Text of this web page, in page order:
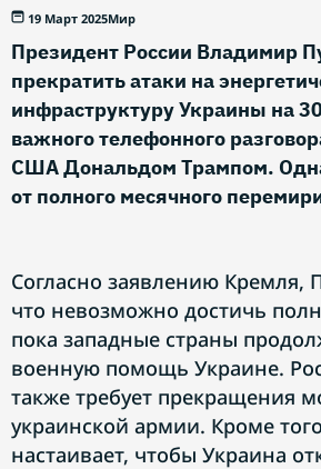
19 Март 2025Мир
Президент России Владимир
прекратить атаки на
инфраструктуру Украины на
важного телефонного
США Дональдом Трампом.
от полного месячного
Согласно заявлению Кремля,
что невозможно достичь
пока западные страны
военную помощь Украине.
также требует прекращения
украинской армии. Кроме
настаивает, чтобы Украина